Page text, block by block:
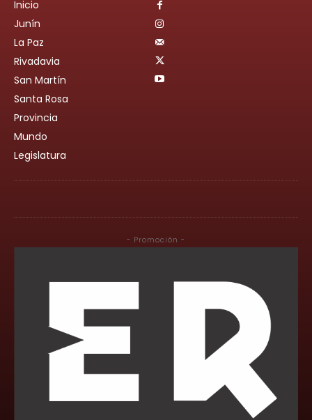
Inicio
Junín
La Paz
Rivadavia
San Martín
Santa Rosa
Provincia
Mundo
Legislatura
- Promoción -